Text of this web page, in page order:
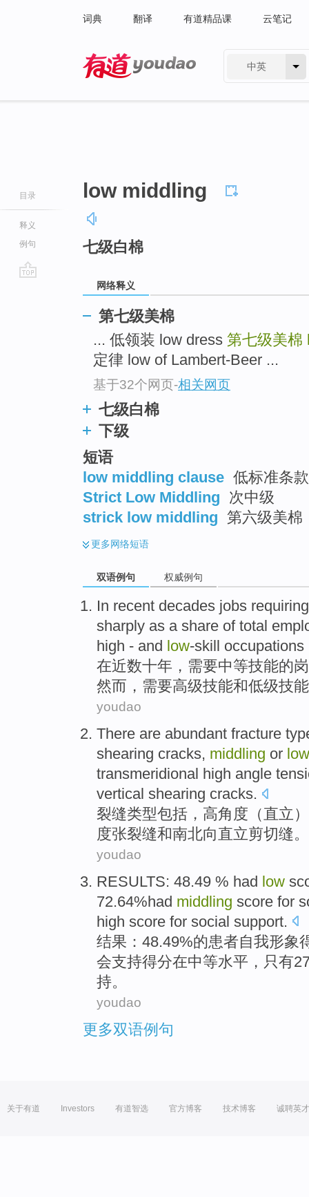
词典 翻译 有道精品课 云笔记
中英
目录
释义
例句
low middling
七级白棉
网络释义
第七级美棉
... 低领装 low dress 第七级美棉
定律 low of Lambert-Beer ...
基于32个网页-相关网页
七级白棉
下级
短语
low middling clause 低标准条
Strict Low Middling 次中级
strick low middling 第六级美棉
更多网络短语
双语例句 权威例句
In recent decades jobs requiring
sharply as a share of total
high - and low-skill occupations
在近数十年 ， 需要中等技能的
然而 ，需要高级技能和低级技
youdao
There are abundant fracture
shearing cracks, middling or low
transmeridional high angle
vertical shearing cracks.
裂缝类型包括 ， 高角度 （直立 ）
度张裂缝和南北向直立剪切缝。
youdao
RESULTS: 48.49 % had low
72.64%had middling score for
high score for social support.
结果 ：48.49%的患者自我形象
会支持得分在中等水平， 只有
持。
youdao
更多双语例句
关于有道 Investors 有道智选 官方博客 技术博客 诚聘英才